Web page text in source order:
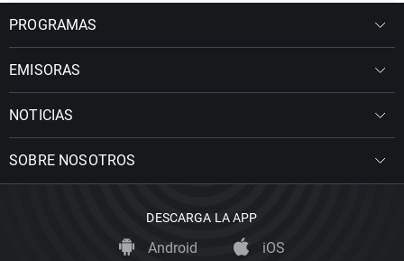
PROGRAMAS
EMISORAS
NOTICIAS
SOBRE NOSOTROS
DESCARGA LA APP
Android iOS